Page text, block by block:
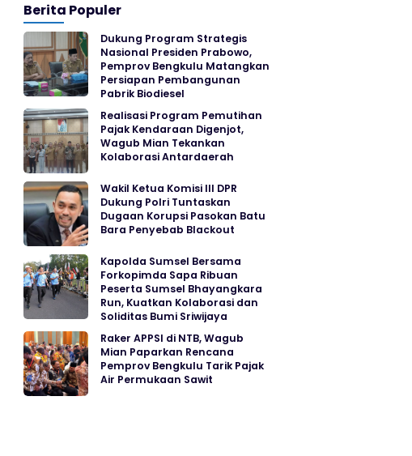
Berita Populer
Dukung Program Strategis
Nasional Presiden Prabowo,
Pemprov Bengkulu Matangkan
Persiapan Pembangunan
Pabrik Biodiesel
Realisasi Program Pemutihan
Pajak Kendaraan Digenjot,
Wagub Mian Tekankan
Kolaborasi Antardaerah
Wakil Ketua Komisi III DPR
Dukung Polri Tuntaskan
Dugaan Korupsi Pasokan Batu
Bara Penyebab Blackout
Kapolda Sumsel Bersama
Forkopimda Sapa Ribuan
Peserta Sumsel Bhayangkara
Run, Kuatkan Kolaborasi dan
Soliditas Bumi Sriwijaya
Raker APPSI di NTB, Wagub
Mian Paparkan Rencana
Pemprov Bengkulu Tarik Pajak
Air Permukaan Sawit